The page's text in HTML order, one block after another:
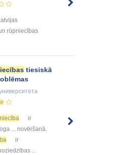
rūpniecības
tiesiskā
ir
... novēršanā.
ir
...